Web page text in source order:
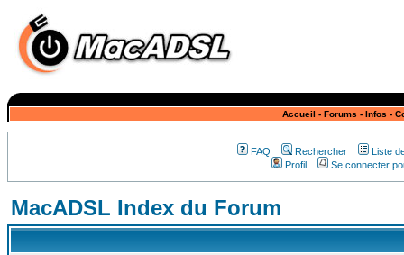
Accueil - Forums - Infos -
FAQ Rechercher
Liste
Profil
Se connecter
MacADSL Index du Forum